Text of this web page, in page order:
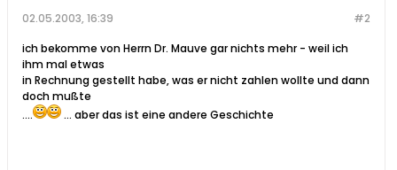
#2
02.05.2003, 16:39
ich bekomme von Herrn Dr. Mauve gar nichts mehr - weil ich
ihm mal etwas
in Rechnung gestellt habe, was er nicht zahlen wollte und dann
doch mußte
....
... aber das ist eine andere Geschichte